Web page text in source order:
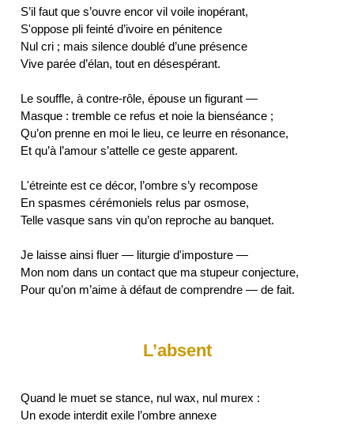
S’il faut que s’ouvre encor vil voile inopérant,
S'oppose pli feinté d’ivoire en pénitence
Nul cri ; mais silence doublé d’une présence
Vive parée d’élan, tout en désespérant.
Le souffle, à contre-rôle, épouse un figurant —
Masque : tremble ce refus et noie la bienséance ;
Qu’on prenne en moi le lieu, ce leurre en résonance,
Et qu’à l’amour s’attelle ce geste apparent.
L'étreinte est ce décor, l’ombre s’y recompose
En spasmes cérémoniels relus par osmose,
Telle vasque sans vin qu’on reproche au banquet.
Je laisse ainsi fluer — liturgie d'imposture —
Mon nom dans un contact que ma stupeur conjecture,
L’absent
Quand le muet se stance, nul wax, nul murex :
Un exode interdit exile l’ombre annexe